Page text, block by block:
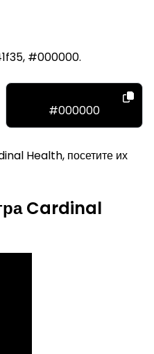
#000000.
#000000
Health, посетите их
Cardinal